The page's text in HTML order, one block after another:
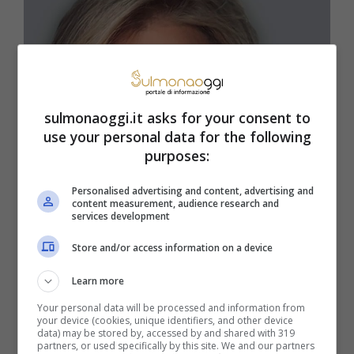
Tina Cipollari tronista? (Instagram @tinacipollariofficial)
SulmonaOggi.it
Ma cosa spingerebbe Maria De Filippi a
compiere una mossa così audace?Da
sempre attenta alle dinamiche interne al
sulmonaoggi.it asks for your consent to
use your personal data for the following
purposes:
Personalised advertising and content, advertising and
content measurement, audience research and
services development
Store and/or access information on a device
Learn more
Your personal data will be processed and information from
your device (cookies, unique identifiers, and other device
data) may be stored by, accessed by and shared with 319
partners, or used specifically by this site. We and our partners